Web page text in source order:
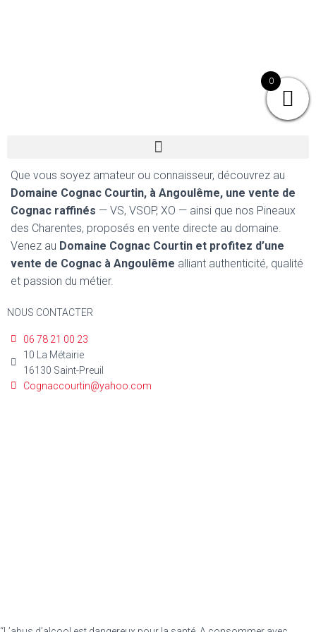
Que vous soyez amateur ou connaisseur, découvrez au
Domaine Cognac Courtin, à Angoulême, une vente de
Cognac raffinés — VS, VSOP, XO — ainsi que nos Pineaux
des Charentes, proposés en vente directe au domaine.
Venez au Domaine Cognac Courtin et profitez d’une
vente de Cognac à Angoulême alliant authenticité, qualité
et passion du métier.
NOUS CONTACTER
06 78 21 00 23
10 La Métairie
16130 Saint-Preuil
Cognaccourtin@yahoo.com
0